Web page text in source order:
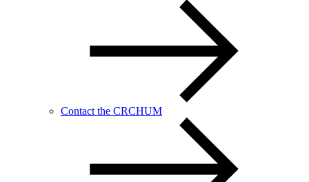
Contact the CRCHUM